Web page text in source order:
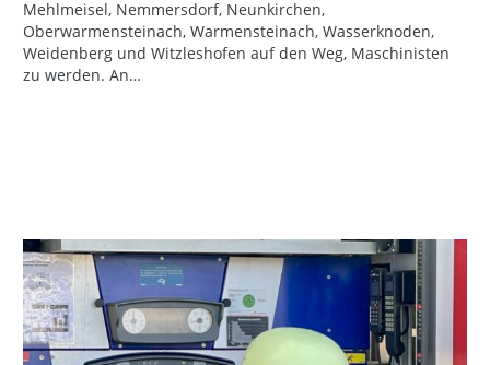
Mehlmeisel, Nemmersdorf, Neunkirchen,
Oberwarmensteinach, Warmensteinach, Wasserknoden,
Weidenberg und Witzleshofen auf den Weg, Maschinisten
zu werden. An…